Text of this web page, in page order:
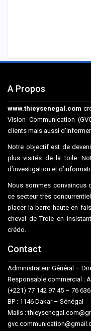
A Propos
www.thieysenegal.com
Vision Communication
clients mais aussi
Notre objectif est de
plus visités de la toile.
d’investigation et
Nous sommes convaincus
ce secteur très
placer la barre haute en
cheval de Troie en
crédo.
Contact
Administrateur Général –
Responsable commercial :
(+221) 77 142 97 45 – 76
BP : 1146 Dakar – Sénégal
Mails :